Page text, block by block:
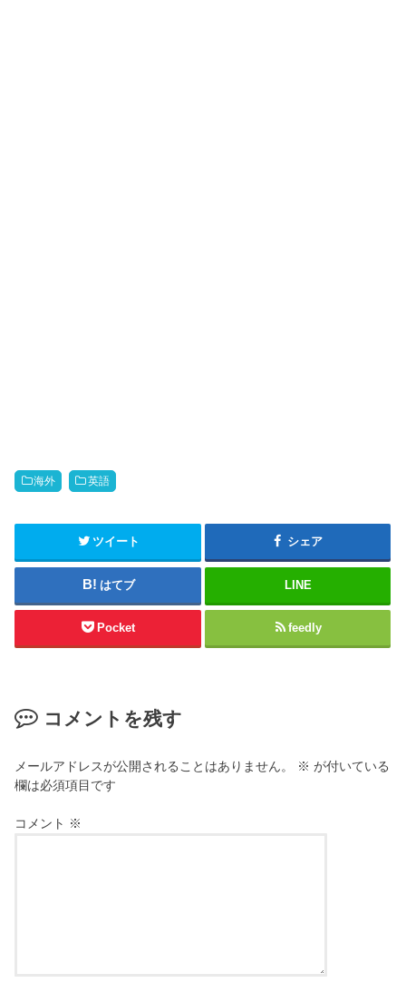
海外 英語
ツイート シェア
はてブ LINE
Pocket feedly
コメントを残す
メールアドレスが公開されることはありません。 ※ が付いている
欄は必須項目です
コメント ※